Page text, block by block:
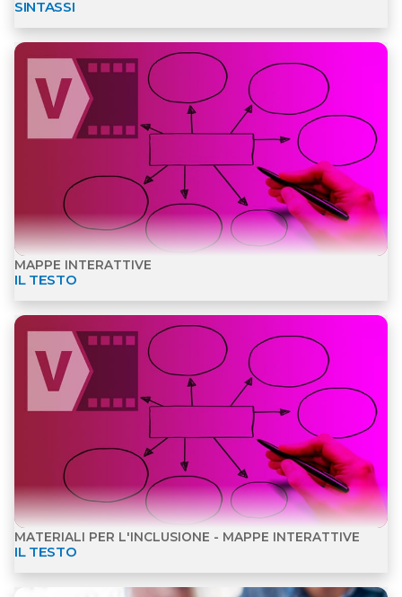
MAPPE INTERATTIVE
IL TESTO
Apri dettagli Mappe interattive
MATERIALI PER L'INCLUSIONE - MAPPE INTERATTIVE
IL TESTO
Apri dettagli Materiali per l'inclusione - Mappe
Apri dettagli Esercizi interattivi